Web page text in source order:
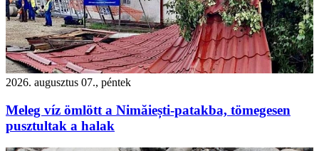
2026. augusztus 07., péntek
Meleg víz ömlött a Nimăiești-patakba, tömegesen
pusztultak a halak